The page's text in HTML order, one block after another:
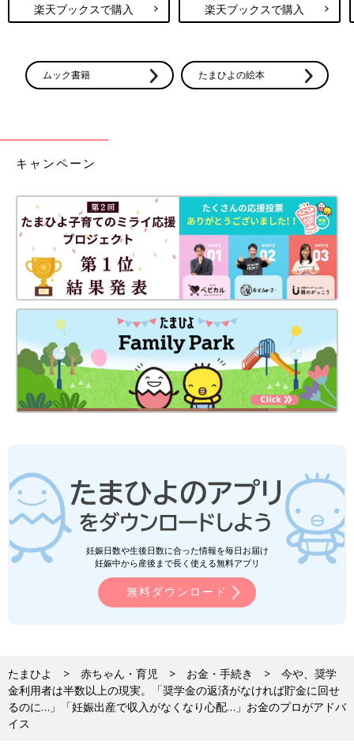
楽天ブックスで購入 楽天ブックスで購入
ムック書籍 たまひよの絵本
キャンペーン
妊娠日数や生後日数に合った情報を毎日お届け
妊娠中から産後まで長く使える無料アプリ
無料ダウンロード
たまひよ 赤ちゃん・育児 お金・手続き
今や、奨学
金利用者は半数以上の現実。「奨学金の返済がなければ貯金に回せ
るのに…」「妊娠出産で収入がなくなり心配…」お金のプロがアドバ
イス